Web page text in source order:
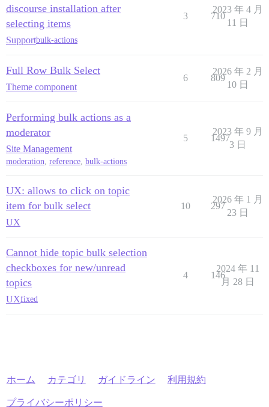
discourse installation after
selecting items
Supportbulk-actions
3 710
2023 年 4 月
11 日
Full Row Bulk Select
Theme component
6 809
2026 年 2 月
10 日
Performing bulk actions as a
moderator
Site Management
moderation reference bulk-actions
5 1497
2023 年 9 月
3 日
UX: allows to click on topic
item for bulk select
UX
10 297
2026 年 1 月
23 日
Cannot hide topic bulk selection
checkboxes for new/unread
topics
UXfixed
4 146
2024 年 11
月 28 日
ホーム カテゴリ ガイドライン 利用規約
プライバシーポリシー